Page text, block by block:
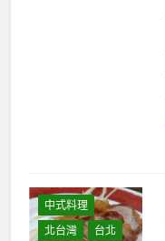
中式料理
北台灣
台北